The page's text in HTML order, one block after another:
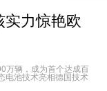
力惊艳欧
万辆，成为首个达成百
电池技术亮相德国技术